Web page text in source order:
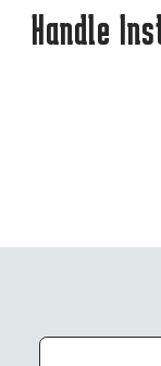
Handle